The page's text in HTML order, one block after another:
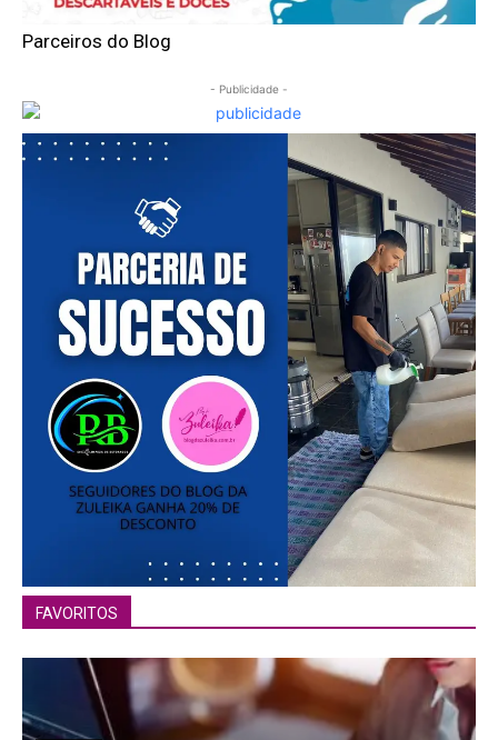
━ pricing plans
Free
Included for free:
Etiam est nibh, lobortis sit
Praesent euismod ac
Ut mollis pellentesque tortor
Nullam eu erat condimentum
Donec quis est ac felis
Parceiros do Blog
- Publicidade -
FAVORITOS